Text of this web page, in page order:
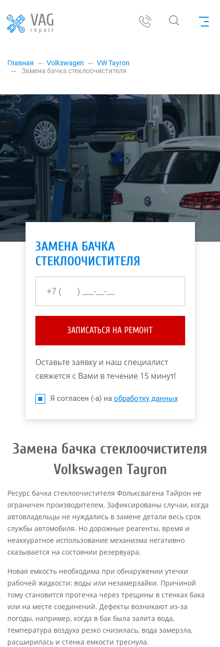
Главная Volkswagen
VW Tayron
Замена бачка стеклоочистителя
ЗАМЕНА БАЧКА
СТЕКЛООЧИСТИТЕЛЯ
ЗАПИСАТЬСЯ НА РЕМОНТ
Оставьте заявку и наш специалист
свяжется с Вами в течение 15 минут!
Я согласен (-а) на обработку данных
Замена бачка стеклоочистителя
Volkswagen Tayron
Ресурс бачка стеклоочистителя Фольксвагена Тайрон не
ограничен производителем. Зафиксированы случаи, когда
автовладельцы не нуждались в замене детали весь срок
службы автомобиля. Но дорожные реагенты, время и
неаккуратное использование механизма негативно
сказывается на состоянии резервуара.
Новая емкость необходима при обнаружении утечки
рабочей жидкости: воды или незамерзайки. Причиной
тому становится протечка через трещины в стенках бака
или на месте соединений. Дефекты возникают из-за
погоды, например, когда в бак была залита вода,
температура воздуха резко снизилась, вода замерзла,
расширилась и стенка емкости треснула.